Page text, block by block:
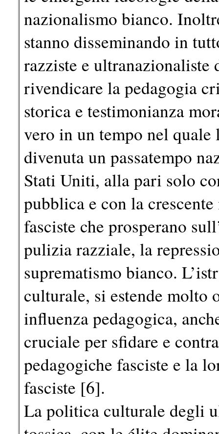
nazionalismo bianco.
stanno disseminando in
razziste e ultranazionaliste
rivendicare la pedagogia
storica e testimonianza
vero in un tempo nel quale
divenuta un passatempo
Stati Uniti, alla pari solo
pubblica e con la
fasciste che prosperano
pulizia razziale, la
suprematismo bianco.
culturale, si estende molto
influenza pedagogica,
cruciale per sfidare e
pedagogiche fasciste e la
fasciste [6].
La politica culturale degli